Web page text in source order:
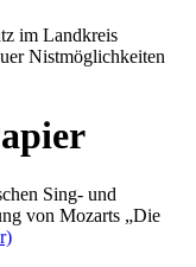
im Landkreis
Nistmöglichkeiten
Sing- und
von Mozarts „Die